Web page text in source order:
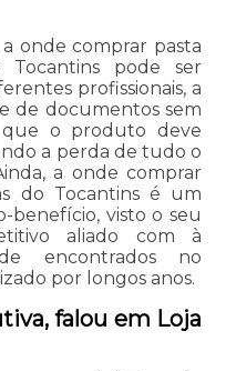
onde comprar pasta
Tocantins pode ser
profissionais, a
de documentos sem
o produto deve
a perda de tudo o
a onde comprar
do Tocantins é um
benefício, visto o seu
aliado com à
encontrados no
por longos anos.
falou em Loja